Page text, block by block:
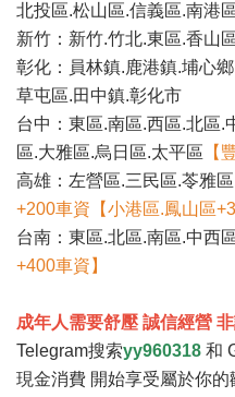
北投區.松山區.信義區.南港
新竹：新竹.竹北.東區.香山
彰化：員林鎮.鹿港鎮.埔心
草屯區.田中鎮.彰化市
台中：東區.南區.西區.北區.
區.大雅區.烏日區.太平區 【
高雄：左營區.三民區.苓雅
+200車資【小港區.鳳山區
台南：東區.北區.南區.中西
+400車資】
成年人需要舒壓 誠信經營
Telegram搜索yy960318 和
現金消費 開始享受屬於你的